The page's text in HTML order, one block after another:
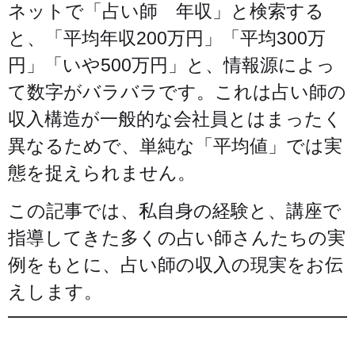
ネットで「占い師 年収」と検索する
と、「平均年収200万円」「平均300万
円」「いや500万円」と、情報源によっ
て数字がバラバラです。これは占い師の
収入構造が一般的な会社員とはまったく
異なるためで、単純な「平均値」では実
態を捉えられません。
この記事では、私自身の経験と、講座で
指導してきた多くの占い師さんたちの実
例をもとに、占い師の収入の現実をお伝
えします。